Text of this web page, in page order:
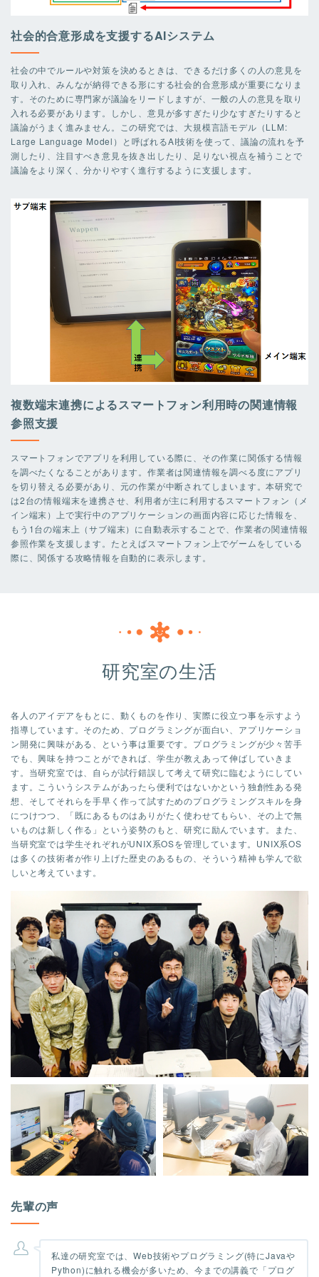
社会的合意形成を支援するAIシステム
社会の中でルールや対策を決めるときは、できるだけ多くの人の意見を
取り入れ、みんなが納得できる形にする社会的合意形成が重要になりま
す。そのために専門家が議論をリードしますが、一般の人の意見を取り
入れる必要があります。しかし、意見が多すぎたり少なすぎたりすると
議論がうまく進みません。この研究では、大規模言語モデル（LLM:
Large Language Model）と呼ばれるAI技術を使って、議論の流れを予
測したり、注目すべき意見を抜き出したり、足りない視点を補うことで
議論をより深く、分かりやすく進行するように支援します。
複数端末連携によるスマートフォン利用時の関連情報
参照支援
スマートフォンでアプリを利用している際に、その作業に関係する情報
を調べたくなることがあります。作業者は関連情報を調べる度にアプリ
を切り替える必要があり、元の作業が中断されてしまいます。本研究で
は2台の情報端末を連携させ、利用者が主に利用するスマートフォン（メ
イン端末）上で実行中のアプリケーションの画面内容に応じた情報を、
もう1台の端末上（サブ端末）に自動表示することで、作業者の関連情報
参照作業を支援します。たとえばスマートフォン上でゲームをしている
際に、関係する攻略情報を自動的に表示します。
研究室の生活
各人のアイデアをもとに、動くものを作り、実際に役立つ事を示すよう
指導しています。そのため、プログラミングが面白い、アプリケーショ
ン開発に興味がある、という事は重要です。プログラミングが少々苦手
でも、興味を持つことができれば、学生が教えあって伸ばしていきま
す。当研究室では、自らが試行錯誤して考えて研究に臨むようにしてい
ます。こういうシステムがあったら便利ではないかという独創性ある発
想、そしてそれらを手早く作って試すためのプログラミングスキルを身
につけつつ、「既にあるものはありがたく使わせてもらい、その上で無
いものは新しく作る」という姿勢のもと、研究に励んでいます。また、
当研究室では学生それぞれがUNIX系OSを管理しています。UNIX系OS
は多くの技術者が作り上げた歴史のあるもの、そういう精神も学んで欲
しいと考えています。
先輩の声
私達の研究室では、Web技術やプログラミング(特にJavaや
Python)に触れる機会が多いため、今までの講義で「プログ